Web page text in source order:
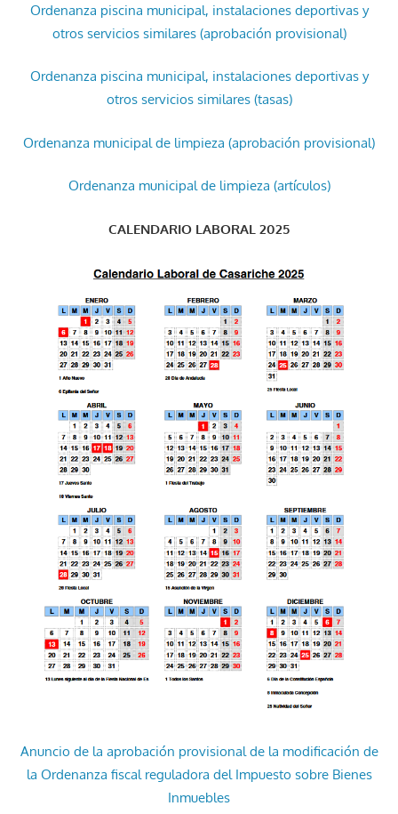
Ordenanza piscina municipal, instalaciones deportivas y
otros servicios similares (aprobación provisional)
Ordenanza piscina municipal, instalaciones deportivas y
otros servicios similares (tasas)
Ordenanza municipal de limpieza (aprobación provisional)
Ordenanza municipal de limpieza (artículos)
CALENDARIO LABORAL 2025
Anuncio de la aprobación provisional de la modificación de
la Ordenanza fiscal reguladora del Impuesto sobre Bienes
Inmuebles